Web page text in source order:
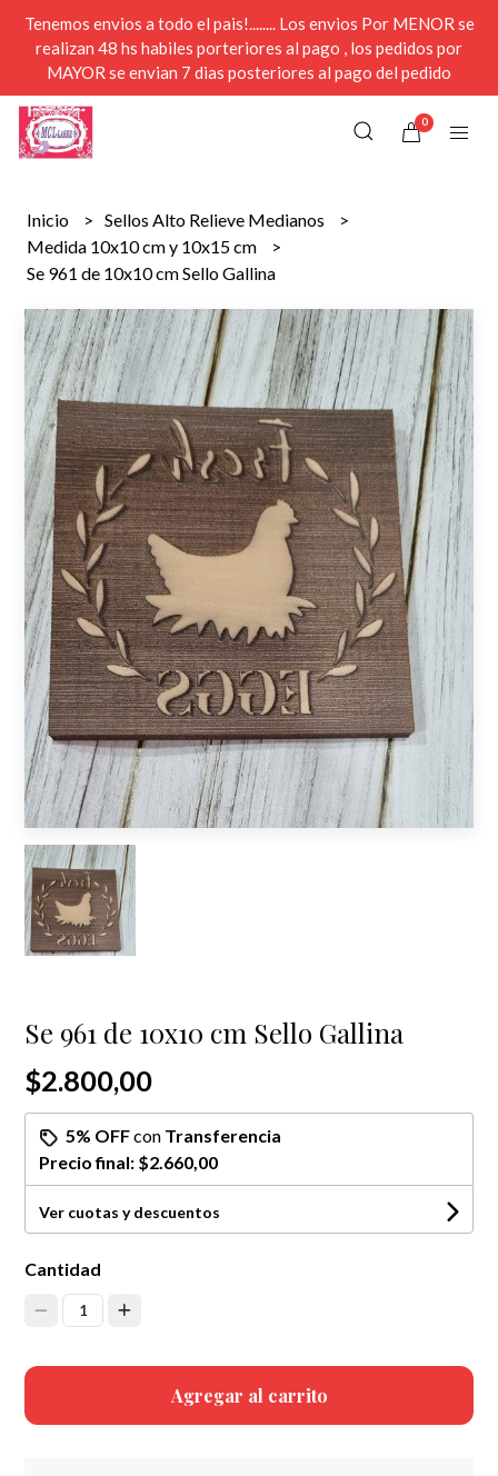
Tenemos envios a todo el pais!........ Los envios Por MENOR se
realizan 48 hs habiles porteriores al pago , los pedidos por
MAYOR se envian 7 dias posteriores al pago del pedido
0
Inicio
Sellos Alto Relieve Medianos
Medida 10x10 cm y 10x15 cm
Se 961 de 10x10 cm Sello Gallina
Se 961 de 10x10 cm Sello Gallina
$2.800,00
5% OFFcon Transferencia
Precio final: $2.660,00
Ver cuotas y descuentos
Cantidad
1
Agregar al carrito